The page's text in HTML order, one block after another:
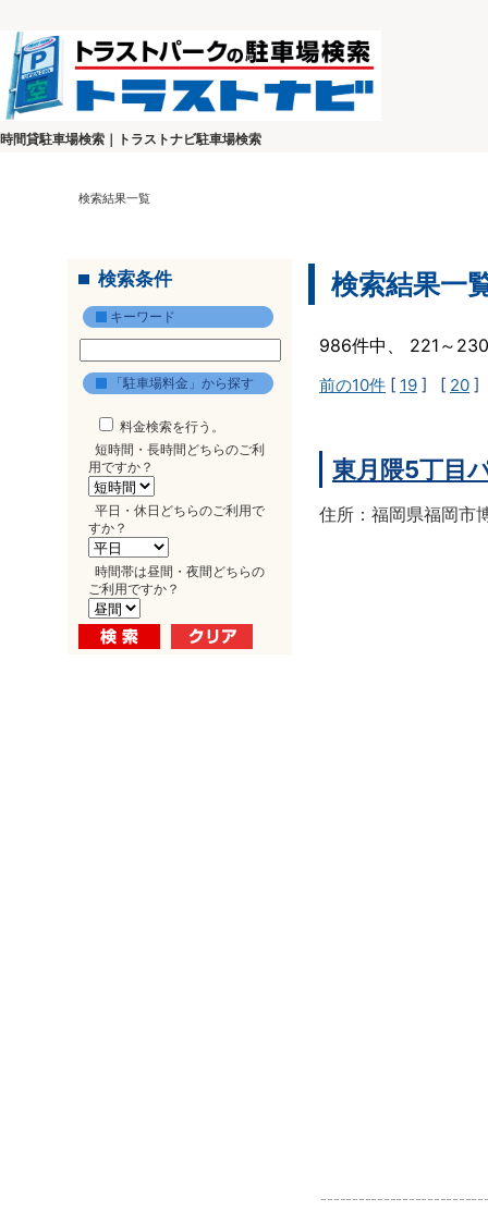
時間貸駐車場検索｜トラストナビ駐車場検索
検索結果一覧
検索条件
キーワード
「駐車場料金」から探す
料金検索を行う。
短時間・長時間どちらのご利
用ですか？
平日・休日どちらのご利用で
すか？
時間帯は昼間・夜間どちらの
ご利用ですか？
検索結果一
986件中、 221～
前の10件 [ 19 ] [ 20 ]
東月隈5丁目
住所：福岡県福岡市